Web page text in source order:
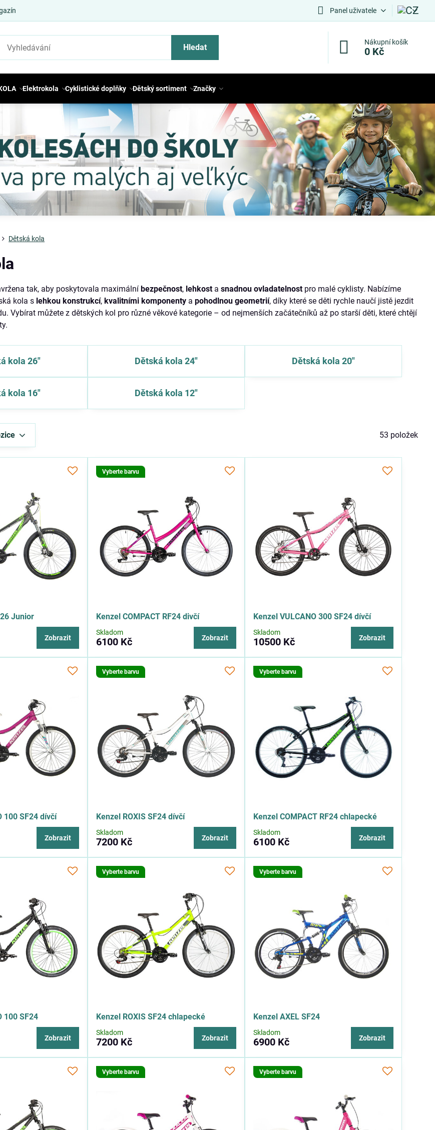
Panel uživatele
Hledat
Nákupní košík
0 Kč
Elektrokola Cyklistické doplňky Dětský sortiment Značky
Dětská kola
tak, aby poskytovala maximálníbezpečnost, lehkostasnadnou ovladatelnostpro malé cyklisty. Nabízíme
kola s lehkou konstrukcí,kvalitními komponenty apohodlnou geometrií, díky které se děti rychle naučí jistě jezdit
Vybírat můžete z dětských kol pro různé věkové kategorie – od nejmenších začátečníků až po starší děti, které chtějí
kola 26" Dětská kola 24" Dětská kola 20"
kola 16" Dětská kola 12"
53 položek
Junior
Zobrazit
Vyberte barvu
Kenzel COMPACT RF24 divčí
Skladom
6100 Kč Zobrazit
Kenzel VULCANO 300 SF24 dívčí
Skladom
10500 Kč Zobrazit
100 SF24 dívčí
Zobrazit
Vyberte barvu
Kenzel ROXIS SF24 dívčí
Skladom
7200 Kč Zobrazit
Vyberte barvu
Kenzel COMPACT RF24 chlapecké
Skladom
6100 Kč Zobrazit
100 SF24
Zobrazit
Vyberte barvu
Kenzel ROXIS SF24 chlapecké
Skladom
7200 Kč Zobrazit
Vyberte barvu
Kenzel AXEL SF24
Skladom
6900 Kč Zobrazit
Vyberte barvu Vyberte barvu